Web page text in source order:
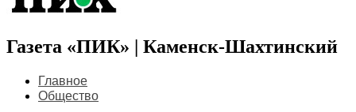
Газета «ПИК» | Каменск-Шахтинский
Главное
Общество